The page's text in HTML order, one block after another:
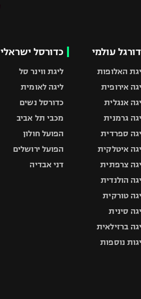
עולמי
האלופות
אירופית
אנגלית
גרמנית
ספרדית
איטלקית
צרפתית
הולנדית
טורקית
סינית
ברזילאית
נוספות
כדורסל ישראלי
ליגת ווינר סל
ליגה לאומית
כדורסל נשים
מכבי תל אביב
הפועל חולון
הפועל ירושלים
דני אבדיה